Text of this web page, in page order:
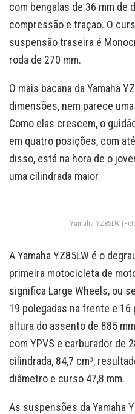
com bengalas de 36 mm de
compressão e traçao. O
suspensão traseira é
roda de 270 mm.
O mais bacana da Yamaha
dimensões, nem parece
Como elas crescem, o
em quatro posições, com
disso, está na hora de o
uma cilindrada maior.
Yamaha YZ85LW
A Yamaha YZ85LW é o
primeira motocicleta de
significa Large Wheels, ou
19 polegadas na frente e
altura do assento de 885
com YPVS e carburador de
cilindrada, 84,7 cm3,
diâmetro e curso 47,8 mm.
As suspensões da Yamaha